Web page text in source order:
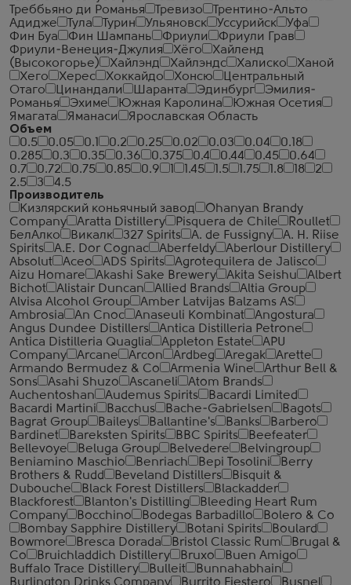
Треббьяно ди Романья
Тревизо
Трентино-Альто
Адидже
Тула Турин Ульяновск Уссурийск
Уфа
Фин Буа
Фин Шампань Фриули
Фриули Грав
Фриули-Венеция-Джулия
Хёго
Хайленд
(Высокогорье)
Хайлэнд Хайлэндс Халиско
Ханой
Хего
Херес Хоккайдо Хонсю
Центральный
Отаго
Цинандали Шаранта Эдинбург
Эмилия-
Романья
Эхиме Южная Каролина
Южная Осетия
Ямагата
Яманаси
Ярославская Область
Объем
0.5
0.05 0.1 0.2 0.25 0.02 0.03 0.04
0.18
0.285
0.3 0.35 0.36 0.375 0.4 0.44 0.45
0.64
0.7
0.72 0.75 0.85 0.9 1.45 1.5 1.75 1.8 18
2
2.5
3
4.5
Производитель
Кизлярский коньячный завод
Ohanyan Brandy
Company
Aratta Distillery Pisquera de Chile
Roullet
БелАлко
Викалк 327 Spirits A. de Fussigny
A. H. Riise
Spirits
A.E. Dor Cognac Aberfeldy
Aberlour Distillery
Absolut
Aceo ADS Spirits
Agrotequilera de Jalisco
Aizu Homare
Akashi Sake Brewery Akita Seishu
Albert
Bichot
Alistair Duncan Allied Brands
Altia Group
Alvisa Alcohol Group
Amber Latvijas Balzams AS
Ambrosia
An Cnoc Anaseuli Kombinat
Angostura
Angus Dundee Distillers
Antica Distilleria Petrone
Antica Distilleria Quaglia
Appleton Estate
APU
Company
Arcane Arcon Ardbeg Aregak
Arette
Armando Bermudez & Co
Armenia Wine
Arthur Bell &
Sons
Asahi Shuzo Ascaneli
Atom Brands
Auchentoshan
Audemus Spirits
Bacardi Limited
Bacardi Martini
Bacchus Bache-Gabrielsen
Bagots
Bagrat Group
Baileys Ballantine's Banks
Barbero
Bardinet
Bareksten Spirits BBC Spirits
Beefeater
Bellevoye
Beluga Group Belvedere
Belvingroup
Beniamino Maschio
Benriach Bepi Tosolini
Berry
Brothers & Rudd
Beveland Distillers
Bisquit &
Dubouche
Black Forest Distillers
Blackadder
Blackforest
Blanton's Distilling
Bleeding Heart Rum
Company
Bocchino Bodegas Barbadillo
Bolero & Co
Bombay Sapphire Distillery
Botani Spirits
Boulard
Bowmore
Bresca Dorada Bristol Classic Rum
Brugal &
Co
Bruichladdich Distillery Bruxo
Buen Amigo
Buffalo Trace Distillery
Bulleit
Bunnahabhain